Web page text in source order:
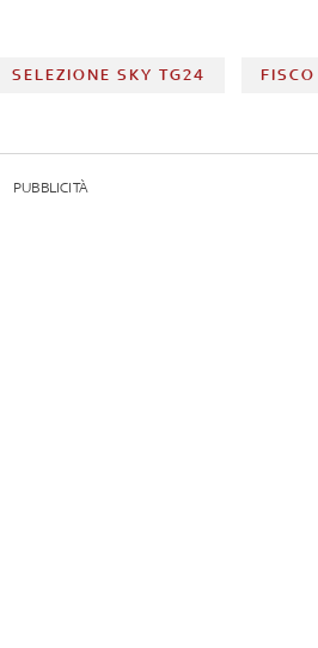
SELEZIONE SKY TG24 FISCO
PUBBLICITÀ